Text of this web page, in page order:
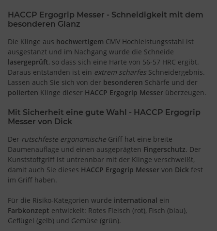
HACCP Ergogrip Messer - Schneidigkeit mit dem
besonderen Glanz
Die Klinge aus hochwertigem CMV Hochleistungsstahl ist
ausgestanzt und im Nachgang wurde die Schneide
lasergeprüft, so dass sich eine Härte von 56-57 HRC ergibt.
Daraus entstanden ist ein extrem scharfes Schneidergebnis.
Lassen auch Sie sich von der besonderen Schärfe und der
polierten Klinge dieser HACCP Ergogrip Messer überzeugen.
Mit Sicherheit eine gute Wahl - HACCP Ergogrip
Messer von Dick
Der rutschfeste ergonomische Griff hat eine breite
Daumenauflage und einen ausgeprägten Fingerschutz. Der
Kunststoffgriff ist untrennbar mit der Klinge verschweißt,
damit auch Sie dieses HACCP Ergogrip Messer von Dick fest
im Griff haben.
Für die Risiko-Kategorien wurde international ein
Farbkonzept entwickelt: Rotes Fleisch (rot), Fisch (blau),
Geflügel (gelb) und Gemüse (grün).